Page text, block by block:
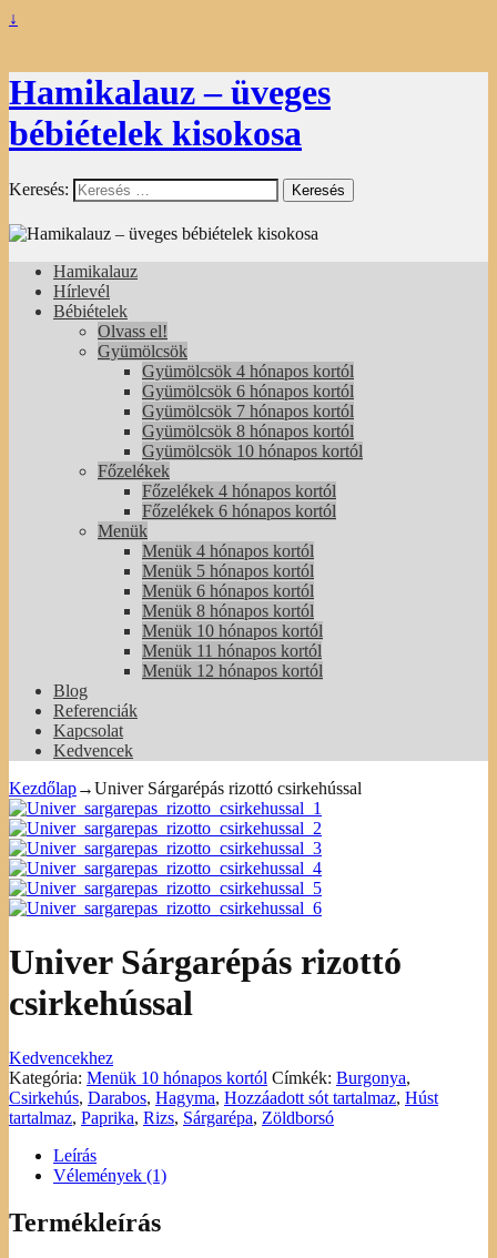
↓
Hamikalauz – üveges
bébiételek kisokosa
Keresés:
Hamikalauz
Hírlevél
Bébiételek
Olvass el!
Gyümölcsök
Gyümölcsök 4 hónapos kortól
Gyümölcsök 6 hónapos kortól
Gyümölcsök 7 hónapos kortól
Gyümölcsök 8 hónapos kortól
Gyümölcsök 10 hónapos kortól
Főzelékek
Főzelékek 4 hónapos kortól
Főzelékek 6 hónapos kortól
Menük
Menük 4 hónapos kortól
Menük 5 hónapos kortól
Menük 6 hónapos kortól
Menük 8 hónapos kortól
Menük 10 hónapos kortól
Menük 11 hónapos kortól
Menük 12 hónapos kortól
Blog
Referenciák
Kapcsolat
Kedvencek
Kezdőlap→Univer Sárgarépás rizottó csirkehússal
Univer Sárgarépás rizottó
csirkehússal
Kedvencekhez
Kategória: Menük 10 hónapos kortól Címkék: Burgonya,
Csirkehús, Darabos, Hagyma, Hozzáadott sót tartalmaz, Húst
tartalmaz, Paprika, Rizs, Sárgarépa, Zöldborsó
Leírás
Vélemények (1)
Termékleírás